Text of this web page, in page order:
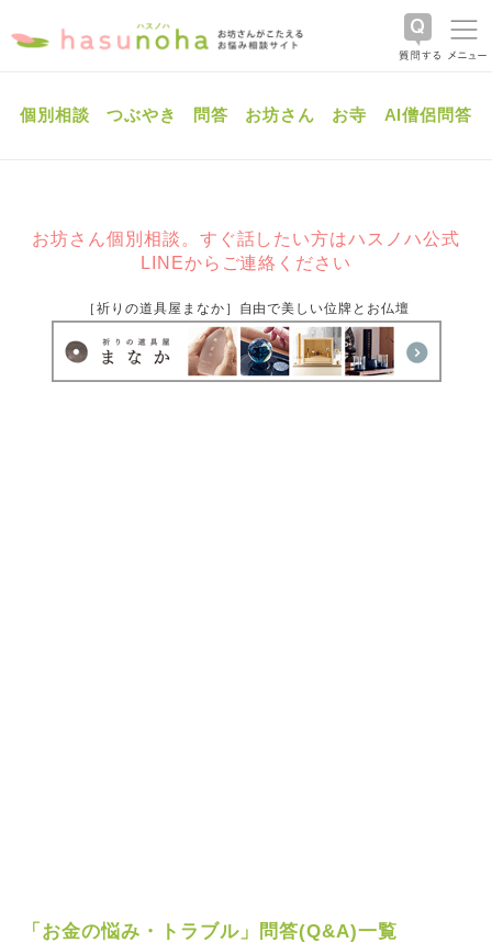
個別相談 つぶやき 問答 お坊さん お寺 AI僧侶問答
お坊さん個別相談。すぐ話したい方はハスノハ公式
LINEからご連絡ください
［祈りの道具屋まなか］自由で美しい位牌とお仏壇
「お金の悩み・トラブル」問答(Q&A)一覧